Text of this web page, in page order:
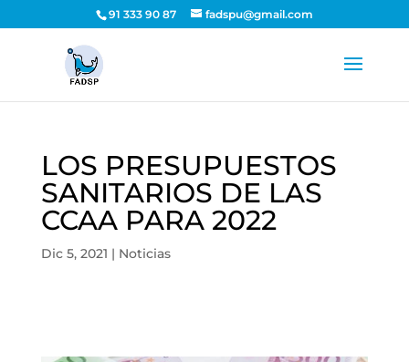
91 333 90 87 fadspu@gmail.com
LOS PRESUPUESTOS
SANITARIOS DE LAS
CCAA PARA 2022
Dic 5, 2021 | Noticias